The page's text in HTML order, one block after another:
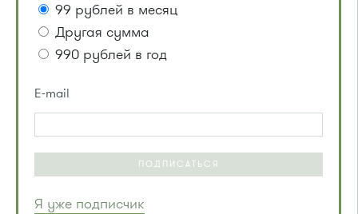
99 рублей в месяц
Другая сумма
990 рублей в год
E-mail
ПОДПИСАТЬСЯ
Я уже подписчик